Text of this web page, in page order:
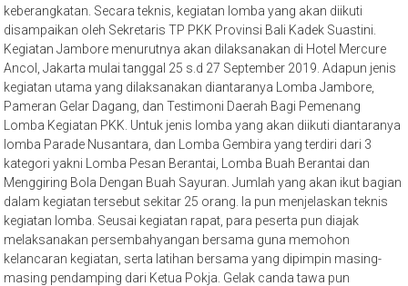
keberangkatan. Secara teknis, kegiatan lomba yang akan diikuti
disampaikan oleh Sekretaris TP PKK Provinsi Bali Kadek Suastini.
Kegiatan Jambore menurutnya akan dilaksanakan di Hotel Mercure
Ancol, Jakarta mulai tanggal 25 s.d 27 September 2019. Adapun jenis
kegiatan utama yang dilaksanakan diantaranya Lomba Jambore,
Pameran Gelar Dagang, dan Testimoni Daerah Bagi Pemenang
Lomba Kegiatan PKK. Untuk jenis lomba yang akan diikuti diantaranya
lomba Parade Nusantara, dan Lomba Gembira yang terdiri dari 3
kategori yakni Lomba Pesan Berantai, Lomba Buah Berantai dan
Menggiring Bola Dengan Buah Sayuran. Jumlah yang akan ikut bagian
dalam kegiatan tersebut sekitar 25 orang. Ia pun menjelaskan teknis
kegiatan lomba. Seusai kegiatan rapat, para peserta pun diajak
melaksanakan persembahyangan bersama guna memohon
kelancaran kegiatan, serta latihan bersama yang dipimpin masing-
masing pendamping dari Ketua Pokja. Gelak canda tawa pun